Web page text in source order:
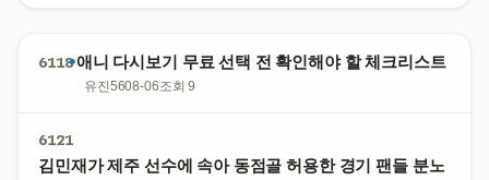
6118•애니 다시보기 무료 선택 전 확인해야 할 체크리스트
유진5608-06조회 9
6121
김민재가 제주 선수에 속아 동점골 허용한 경기 팬들 분노